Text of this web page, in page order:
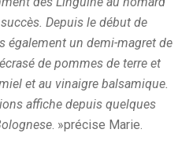
Depuis le début de
également un demi-magret de
de pommes de terre et
et au vinaigre balsamique.
affiche depuis quelques
. »précise Marie.